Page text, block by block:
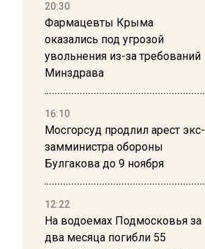
20:30
Фармацевты Крыма
оказались под угрозой
увольнения из-за требований
Минздрава
16:10
Мосгорсуд продлил арест экс-
замминистра обороны
Булгакова до 9 ноября
12:22
На водоемах Подмосковья за
два месяца погибли 55